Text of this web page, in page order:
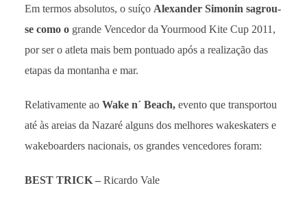
Em termos absolutos, o suíço Alexander Simonin sagrou-
se como o grande Vencedor da Yourmood Kite Cup 2011,
por ser o atleta mais bem pontuado após a realização das
etapas da montanha e mar.
Relativamente ao Wake n´ Beach,evento que transportou
até às areias da Nazaré alguns dos melhores wakeskaters e
wakeboarders nacionais, os grandes vencedores foram:
BEST TRICK –Ricardo Vale